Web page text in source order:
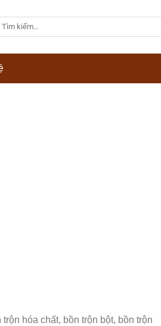
hóa chất, bồn trộn bột, bồn trộn